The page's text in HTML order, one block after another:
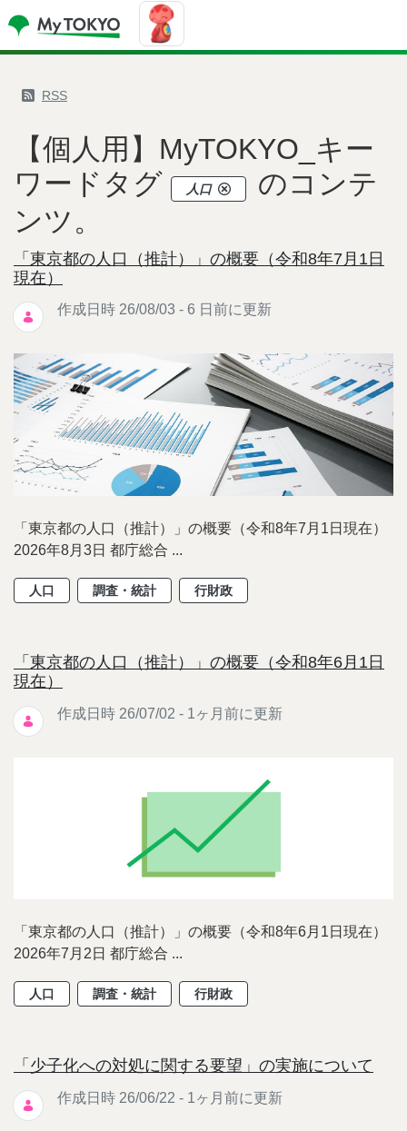
RSS
【個人用】MyTOKYO_キー
ワードタグ
人口
のコンテ
ンツ。
「東京都の人口（推計）」の概要（令和8年7月1日
現在）
作成日時 26/08/03 - 6 日前に更新
「東京都の人口（推計）」の概要（令和8年7月1日現在）
2026年8月3日 都庁総合 ...
人口 調査・統計 行財政
「東京都の人口（推計）」の概要（令和8年6月1日
現在）
作成日時 26/07/02 - 1ヶ月前に更新
「東京都の人口（推計）」の概要（令和8年6月1日現在）
2026年7月2日 都庁総合 ...
人口 調査・統計 行財政
「少子化への対処に関する要望」の実施について
作成日時 26/06/22 - 1ヶ月前に更新